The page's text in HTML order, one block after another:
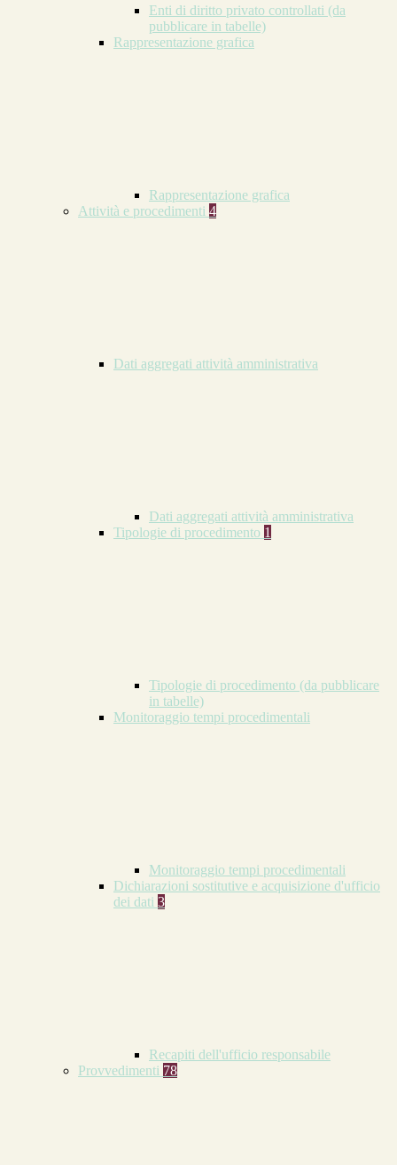
Enti di diritto privato controllati (da
pubblicare in tabelle)
Rappresentazione grafica
Rappresentazione grafica
Attività e procedimenti 4
Dati aggregati attività amministrativa
Dati aggregati attività amministrativa
Tipologie di procedimento 1
Tipologie di procedimento (da pubblicare
in tabelle)
Monitoraggio tempi procedimentali
Monitoraggio tempi procedimentali
Dichiarazioni sostitutive e acquisizione d'ufficio
dei dati 3
Recapiti dell'ufficio responsabile
Provvedimenti 78